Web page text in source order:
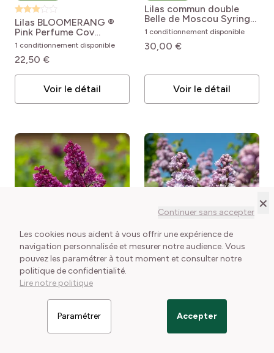
×
Continuer sans accepter
Les cookies nous aident à vous offrir une expérience de
navigation personnalisée et mesurer notre audience. Vous
pouvez les paramétrer à tout moment et consulter notre
politique de confidentialité.
Lire notre politique
Paramétrer Accepter
Filtrer les articles
Lilas BLOOMERANG ®
Pink Perfume Cov
Syringa Pink Perfume
1 conditionnement disponible
22,50 €
Voir le détail
Lilas commun double
Belle de Moscou Syringa
vulgaris Belle de Moscou
1 conditionnement disponible
30,00 €
Voir le détail
EN STOCK
Lilas commun double
Charles Joly Syringa
2 conditionnements disponibles
EN STOCK
1 conditionnement disponible
29,00 €